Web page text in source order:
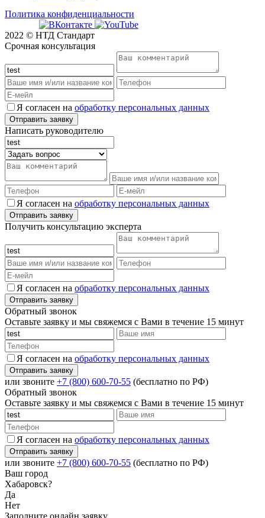
Политика конфиденциальности
2022 © НТД Стандарт
Срочная консультация
Я согласен на обработку персональных данных
Написать руководителю
Я согласен на обработку персональных данных
Получить консультацию эксперта
Я согласен на обработку персональных данных
Обратный звонок
Оставьте заявку и мы свяжемся с Вами в течение 15 минут
Я согласен на обработку персональных данных
или звоните +7 (800) 600-70-55 (бесплатно по РФ)
Обратный звонок
Оставьте заявку и мы свяжемся с Вами в течение 15 минут
Я согласен на обработку персональных данных
или звоните +7 (800) 600-70-55 (бесплатно по РФ)
Ваш город
Хабаровск?
Да
Нет